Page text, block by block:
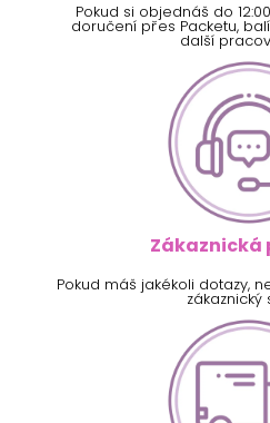
Pokud si objednáš do
doručení přes Packetu,
další
Zákaznická
Pokud máš jakékoli dotazy,
zákaznický